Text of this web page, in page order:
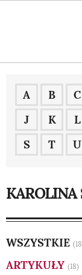
A B C
J
K L
S
T U
KAROLINA
WSZYSTKIE
ARTYKUŁY (18)